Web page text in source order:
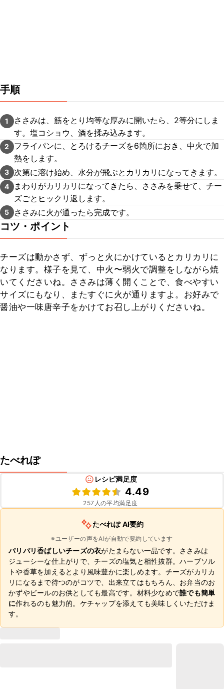
手順
1
ささみは、筋をとり均等な厚みに開いたら、2等分にしま
す。塩コショウ、酒を揉み込みます。
2
フライパンに、とろけるチーズを6箇所におき、中火で加
熱をします。
3 次第に溶け始め、水分が飛ぶとカリカリになってきます。
4
まわりがカリカリになってきたら、ささみを乗せて、チー
ズごとヒックリ返します。
5 ささみに火が通ったら完成です。
コツ・ポイント
チーズは動かさず、ずっと火にかけているとカリカリに
なります。様子を見て、中火〜弱火で調整をしながら焼
いてくださいね。ささみは薄く開くことで、食べやすい
サイズにもなり、またすぐに火が通りますよ。お好みで
醤油や一味唐辛子をかけてお召し上がりくださいね。
たべれぽ
レシピ満足度
4.49
257 人の平均満足度
たべれぽ AI要約
※ユーザーの声をAIが自動で要約しています
パリパリ香ばしいチーズの衣がたまらない一品です。ささみは
ジューシーな仕上がりで、チーズの塩気と相性抜群。ハーブソル
トや香草を加えるとより風味豊かに楽しめます。チーズがカリカ
リになるまで待つのがコツで、出来立てはもちろん、お弁当のお
かずやビールのお供としても最高です。材料少なめで誰でも簡単
に作れるのも魅力的。ケチャップを添えても美味しくいただけま
す。